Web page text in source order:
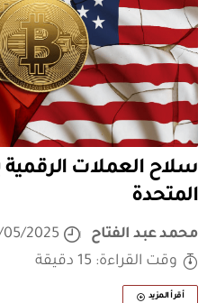
سلاح العملات الرقمية
المتحدة
محمد عبد الفتاح
05/2025
وقت القراءة: 15 دقيقة
أقرأ المزيد